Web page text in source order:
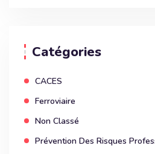
Catégories
CACES
Ferroviaire
Non Classé
Prévention Des Risques